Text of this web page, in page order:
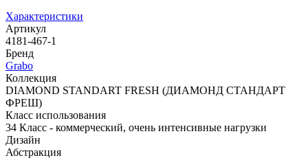
Характеристики
Артикул
4181-467-1
Бренд
Grabo
Коллекция
DIAMOND STANDART FRESH (ДИАМОНД СТАНДАРТ
ФРЕШ)
Класс использования
34 Класс - коммерческий, очень интенсивные нагрузки
Дизайн
Абстракция